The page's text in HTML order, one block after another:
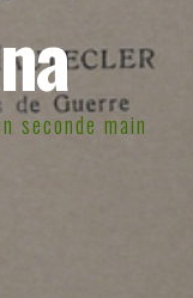
seconde main